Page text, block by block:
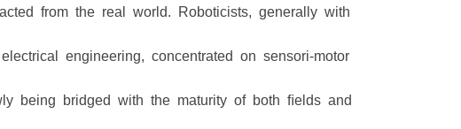
from the real world. Roboticists, generally with
engineering, concentrated on sensori-motor
being bridged with the maturity of both ﬁelds and